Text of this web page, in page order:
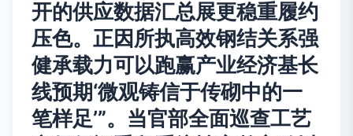
开的供应数据汇总展更稳重履约
压色。正因所执高效钢结关系强
健承载力可以跑赢产业经济基长
线预期‘微观铸信于传砌中的一
笔样足’”。当官部全面巡查工艺